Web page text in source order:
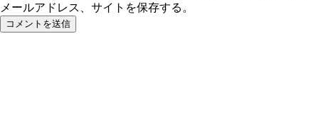
メールアドレス、サイトを保存する。